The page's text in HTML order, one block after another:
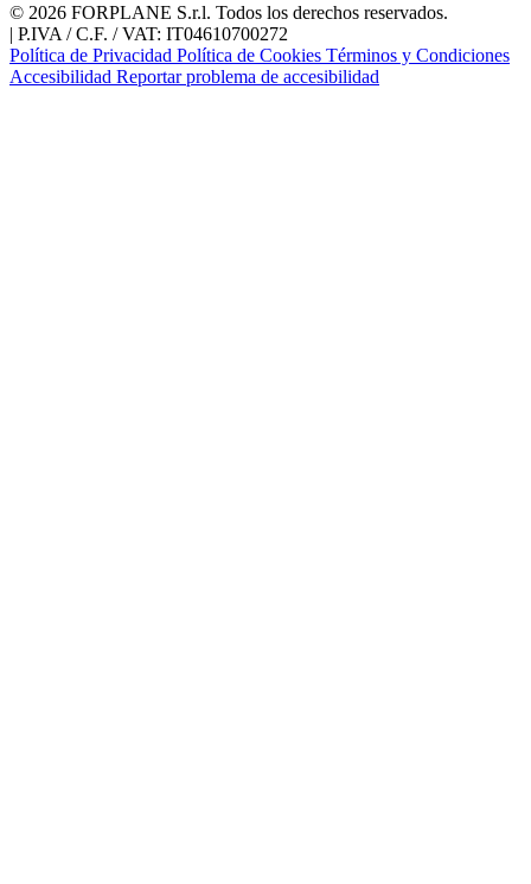
© 2026 FORPLANE S.r.l. Todos los derechos reservados.
| P.IVA / C.F. / VAT: IT04610700272
Política de Privacidad Política de Cookies Términos y Condiciones
Accesibilidad Reportar problema de accesibilidad